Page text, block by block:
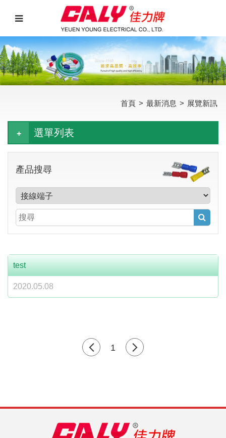
首頁 > 最新消息 > 展覽新訊
選單列表
產品搜尋
test
2020.05.08
1